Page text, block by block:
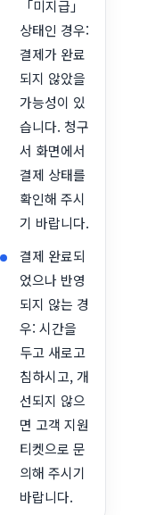
「미지급」
상태인 경우:
결제가 완료
되지 않았을
가능성이 있
습니다. 청구
서 화면에서
결제 상태를
확인해 주시
기 바랍니다.
결제 완료되
었으나 반영
되지 않는 경
우: 시간을
두고 새로고
침하시고, 개
선되지 않으
면 고객 지원
티켓으로 문
의해 주시기
바랍니다.